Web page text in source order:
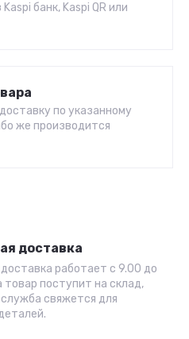
банк, Kaspi QR или
по указанному
же производится
доставка
доставка работает с 9.00 до
товар поступит на склад,
служба свяжется для